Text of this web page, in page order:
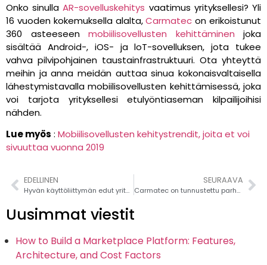
Onko sinullaAR-sovelluskehitys vaatimus yrityksellesi? Yli
16 vuoden kokemuksella alalta,Carmatec on erikoistunut
360 asteeseen mobiilisovellusten kehittäminen joka
sisältää Android-, iOS- ja loT-sovelluksen, jota tukee
vahva pilvipohjainen taustainfrastruktuuri. Ota yhteyttä
meihin ja anna meidän auttaa sinua kokonaisvaltaisella
lähestymistavalla mobiilisovellusten kehittämisessä, joka
voi tarjota yrityksellesi etulyöntiaseman kilpailijoihisi
nähden.
Lue myös : Mobiilisovellusten kehitystrendit, joita et voi
sivuuttaa vuonna 2019
EDELLINEN
Hyvän käyttöliittymän edut yrityssovelluskehitykseen
SEURAAVA
Carmatec on tunnustettu parhaaksi mobiilisovelluskehitysyritykseksi vuonna 2020
Uusimmat viestit
How to Build a Marketplace Platform: Features,
Architecture, and Cost Factors